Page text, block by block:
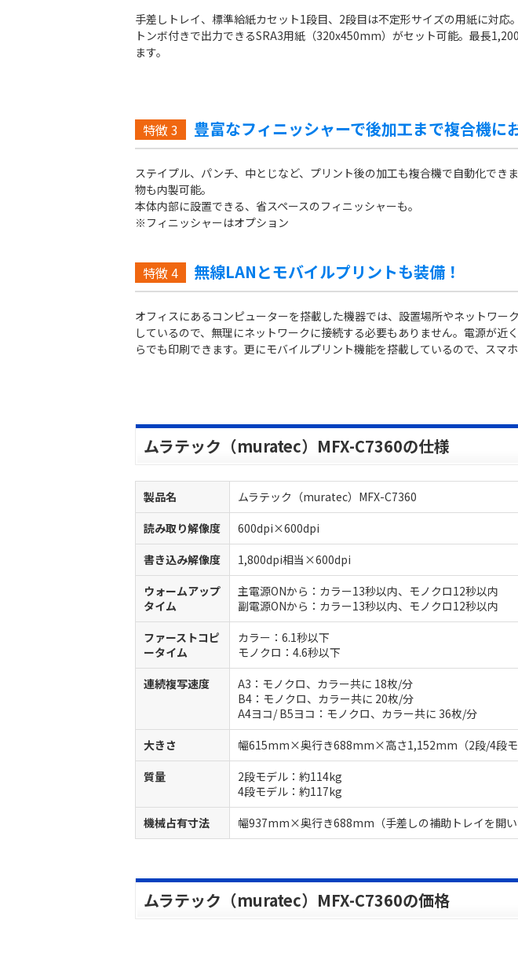
手差しトレイ、標準給紙カセット1段目、2段目は不定形サイズの用紙に対
トンボ付きで出力できるSRA3用紙（320x450mm）がセット可能。最長
ます。
特徴3 豊富なフィニッシャーで後加工まで複合機に
ステイプル、パンチ、中とじなど、プリント後の加工も複合機で自動化で
物も内製可能。
本体内部に設置できる、省スペースのフィニッシャーも。
※フィニッシャーはオプション
特徴4 無線LANとモバイルプリントも装備！
オフィスにあるコンピューターを搭載した機器では、設置場所やネットワ
しているので、無理にネットワークに接続する必要もありません。電源が
らでも印刷できます。更にモバイルプリント機能を搭載しているので、スマ
ムラテック（muratec）MFX-C7360の仕様
製品名
ムラテック（muratec）MFX-C7360
読み取り解像度
600dpi×600dpi
書き込み解像度
1,800dpi相当×600dpi
ウォームアップ
タイム
主電源ONから：カラー13秒以内、モノクロ12秒以内
副電源ONから：カラー13秒以内、モノクロ12秒以内
ファーストコピ
ータイム
カラー：6.1秒以下
モノクロ：4.6秒以下
連続複写速度
A3：モノクロ、カラー共に 18枚/分
B4：モノクロ、カラー共に 20枚/分
A4ヨコ/ B5ヨコ：モノクロ、カラー共に 36枚/分
大きさ
幅615mm×奥行き688mm×高さ1,152mm（2段/4段モ
質量
2段モデル：約114kg
4段モデル：約117kg
機械占有寸法
幅937mm×奥行き688mm（手差しの補助トレイを開い
ムラテック（muratec）MFX-C7360の価格